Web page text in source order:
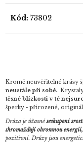
Kód: 73802
Kromě neuvěřitelné krásy
neustále při sobě.
těsné blízkosti v té
šperky - přirozené,
Drúza je úžasnéseskupení
shromažďují ohromnou
pozitivní. Drúzy jsou